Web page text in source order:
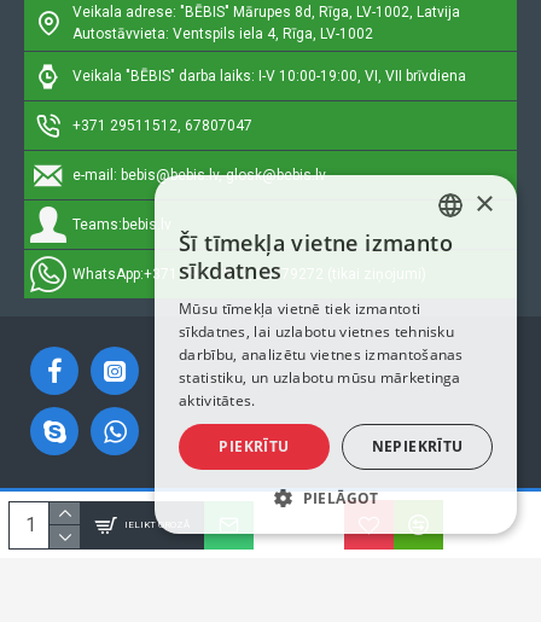
IELIKT GROZĀ
Veikala adrese: "BĒBIS" Mārupes 8d, Rīga, LV-1002, Latvija
Autostāvvieta: Ventspils iela 4, Rīga, LV-1002
Veikala "BĒBIS" darba laiks: I-V 10:00-19:00, VI, VII brīvdiena
+371 29511512, 67807047
e-mail: bebis@bebis.lv, glosk@bebis.lv
Teams: bebis.lv
WhatsApp:+371 29511512, 20579272 (tikai ziņojumi)
Autortiesības © 2023, Bebis.lv, Visas tiesības aizsargātas
LATVIAN
ENGLISH
×
Šī tīmekļa vietne izmanto
sīkdatnes
Mūsu tīmekļa vietnē tiek izmantoti
sīkdatnes, lai uzlabotu vietnes tehnisku
darbību, analizētu vietnes izmantošanas
statistiku, un uzlabotu mūsu mārketinga
aktivitātes.
PIEKRĪTU NEPIEKRĪTU
PIELĀGOT